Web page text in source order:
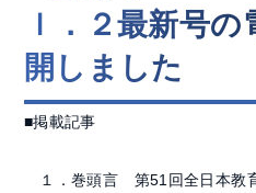
ｌ．２最新号
開しました
■掲載記事
１．巻頭言 第51回全日本教